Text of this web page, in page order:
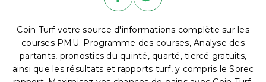
Coin Turf votre source d'informations complète sur les
courses PMU. Programme des courses, Analyse des
partants, pronostics du quinté, quarté, tiercé gratuits,
ainsi que les résultats et rapports turf, y compris le Sorec